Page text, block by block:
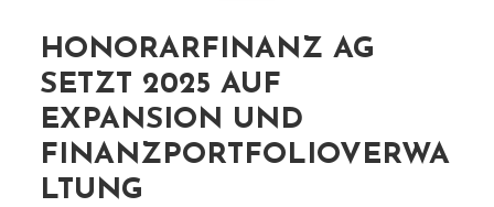
HONORARFINANZ AG
SETZT 2025 AUF
EXPANSION UND
FINANZPORTFOLIOVERWA
LTUNG